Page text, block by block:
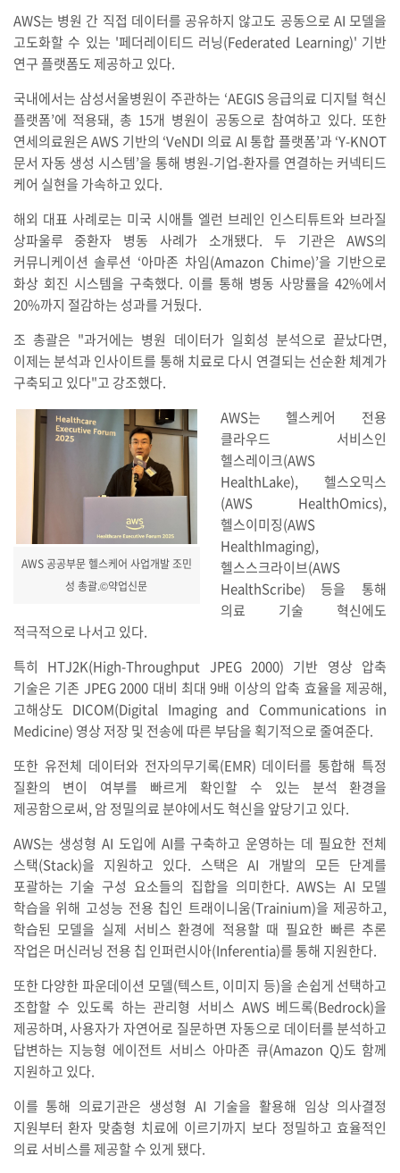
AWS는 병원 간 직접 데이터를 공유하지 않고도 공동으로 AI 모델을
고도화할 수 있는 '페더레이티드 러닝(Federated Learning)' 기반
연구 플랫폼도 제공하고 있다.
국내에서는 삼성서울병원이 주관하는 ‘AEGIS 응급의료 디지털 혁신
플랫폼’에 적용돼, 총 15개 병원이 공동으로 참여하고 있다. 또한
연세의료원은 AWS 기반의 ‘VeNDI 의료 AI 통합 플랫폼’과 ‘Y-KNOT
문서 자동 생성 시스템’을 통해 병원-기업-환자를 연결하는 커넥티드
케어 실현을 가속하고 있다.
해외 대표 사례로는 미국 시애틀 엘런 브레인 인스티튜트와 브라질
상파울루 중환자 병동 사례가 소개됐다. 두 기관은 AWS의
커뮤니케이션 솔루션 ‘아마존 차임(Amazon Chime)’을 기반으로
화상 회진 시스템을 구축했다. 이를 통해 병동 사망률을 42%에서
20%까지 절감하는 성과를 거뒀다.
조 총괄은 "과거에는 병원 데이터가 일회성 분석으로 끝났다면,
이제는 분석과 인사이트를 통해 치료로 다시 연결되는 선순환 체계가
구축되고 있다"고 강조했다.
AWS 공공부문 헬스케어 사업개발 조민
성 총괄.©약업신문
AWS는 헬스케어 전용
클라우드 서비스인
헬스레이크(AWS
HealthLake), 헬스오믹스
(AWS HealthOmics),
헬스이미징(AWS
HealthImaging),
헬스스크라이브(AWS
HealthScribe) 등을 통해
의료 기술 혁신에도
적극적으로 나서고 있다.
특히 HTJ2K(High-Throughput JPEG 2000) 기반 영상 압축
기술은 기존 JPEG 2000 대비 최대 9배 이상의 압축 효율을 제공해,
고해상도 DICOM(Digital Imaging and Communications in
Medicine) 영상 저장 및 전송에 따른 부담을 획기적으로 줄여준다.
또한 유전체 데이터와 전자의무기록(EMR) 데이터를 통합해 특정
질환의 변이 여부를 빠르게 확인할 수 있는 분석 환경을
제공함으로써, 암 정밀의료 분야에서도 혁신을 앞당기고 있다.
AWS는 생성형 AI 도입에 AI를 구축하고 운영하는 데 필요한 전체
스택(Stack)을 지원하고 있다. 스택은 AI 개발의 모든 단계를
포괄하는 기술 구성 요소들의 집합을 의미한다. AWS는 AI 모델
학습을 위해 고성능 전용 칩인 트래이니움(Trainium)을 제공하고,
학습된 모델을 실제 서비스 환경에 적용할 때 필요한 빠른 추론
작업은 머신러닝 전용 칩 인퍼런시아(Inferentia)를 통해 지원한다.
또한 다양한 파운데이션 모델(텍스트, 이미지 등)을 손쉽게 선택하고
조합할 수 있도록 하는 관리형 서비스 AWS 베드록(Bedrock)을
제공하며, 사용자가 자연어로 질문하면 자동으로 데이터를 분석하고
답변하는 지능형 에이전트 서비스 아마존 큐(Amazon Q)도 함께
지원하고 있다.
이를 통해 의료기관은 생성형 AI 기술을 활용해 임상 의사결정
지원부터 환자 맞춤형 치료에 이르기까지 보다 정밀하고 효율적인
의료 서비스를 제공할 수 있게 됐다.